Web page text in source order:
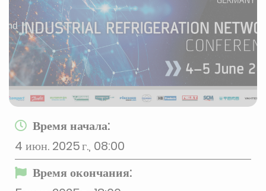
Время начала:
4 июн. 2025 г., 08:00
Время окончания: